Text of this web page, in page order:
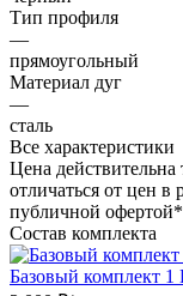
Тип профиля
—
прямоугольный
Материал дуг
—
сталь
Все характеристики
Цена действительна
отличаться от цен в
публичной офертой*
Состав комплекта
Базовый комплект